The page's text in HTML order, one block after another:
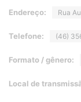
Endereço: Rua
Telefone: (46)
Formato / gênero:
Local de